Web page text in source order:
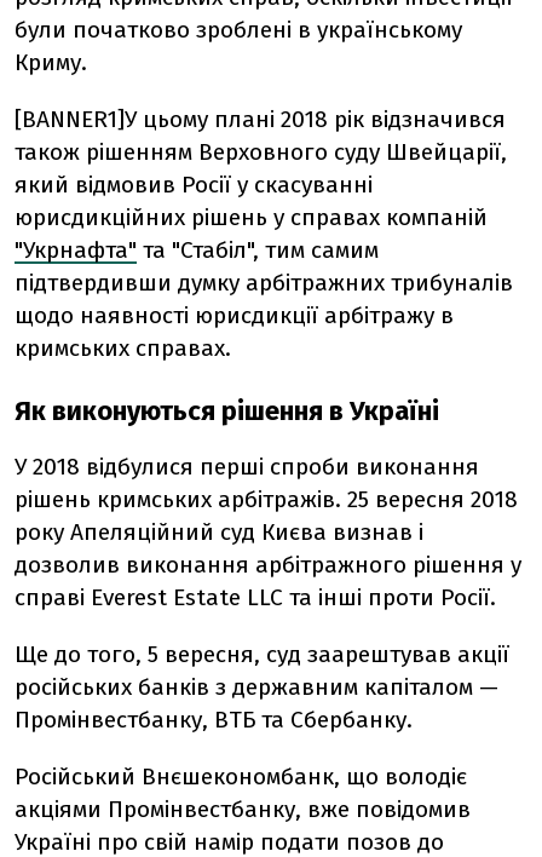
були початково зроблені в українському
Криму.
[BANNER1]У цьому плані 2018 рік відзначився
також рішенням Верховного суду Швейцарії,
який відмовив Росії у скасуванні
юрисдикційних рішень у справах компаній
"Укрнафта" та "Стабіл", тим самим
підтвердивши думку арбітражних трибуналів
щодо наявності юрисдикції арбітражу в
кримських справах.
Як виконуються рішення в Україні
У 2018 відбулися перші спроби виконання
рішень кримських арбітражів. 25 вересня 2018
року Апеляційний суд Києва визнав і
дозволив виконання арбітражного рішення у
справі Еverest Estate LLC та інші проти Росії.
Ще до того, 5 вересня, суд заарештував акції
російських банків з державним капіталом —
Промінвестбанку, ВТБ та Сбербанку.
Російський Внєшекономбанк, що володіє
акціями Промінвестбанку, вже повідомив
Україні про свій намір подати позов до